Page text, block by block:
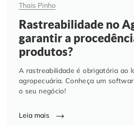
Assinatura Digital
Auditoria de Processos
Gestão do Departamento
Controle e Organização de
Cooperativas
Thais Pinho
Rastreabilidade no
garantir a
produtos?
A rastreabilidade é obrigatória ao
agropecuária. Conheça um
o seu negócio!
Leia mais